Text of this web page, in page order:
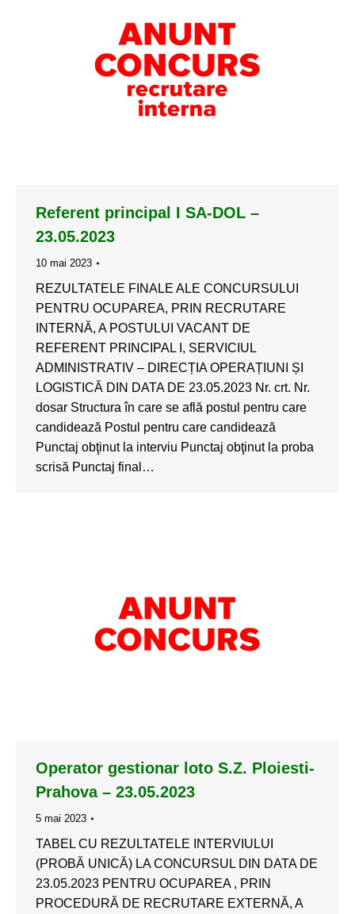
Referent principal I SA-DOL –
23.05.2023
10 mai 2023
REZULTATELE FINALE ALE CONCURSULUI
PENTRU OCUPAREA, PRIN RECRUTARE
INTERNĂ, A POSTULUI VACANT DE
REFERENT PRINCIPAL I, SERVICIUL
ADMINISTRATIV – DIRECȚIA OPERAȚIUNI ȘI
LOGISTICĂ DIN DATA DE 23.05.2023 Nr. crt. Nr.
dosar Structura în care se află postul pentru care
candidează Postul pentru care candidează
Punctaj obţinut la interviu Punctaj obţinut la proba
scrisă Punctaj final…
Operator gestionar loto S.Z. Ploiesti-
Prahova – 23.05.2023
5 mai 2023
TABEL CU REZULTATELE INTERVIULUI
(PROBĂ UNICĂ) LA CONCURSUL DIN DATA DE
23.05.2023 PENTRU OCUPAREA , PRIN
PROCEDURĂ DE RECRUTARE EXTERNĂ, A